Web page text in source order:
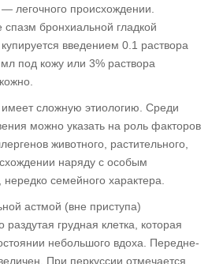
легочного происхождении.
бронхиальной гладкой
введением 0.1 раствора
под кожу или 3% раствора
сложную этиологию. Среди
можно указать на роль факторов
животного, растительного,
наряду с особым
семейного характера.
астмой (вне приступа)
раздутая грудная клетка, которая
небольшого вдоха. Передне-
При перкуссии отмечается